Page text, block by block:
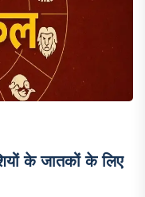
के जातकों के लिए